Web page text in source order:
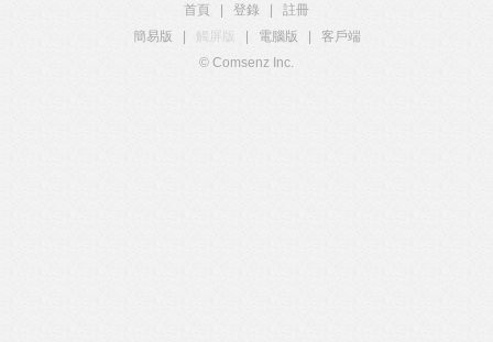
首頁 登錄
註冊
簡易版
觸屏版 電腦版
客戶端
© Comsenz Inc.